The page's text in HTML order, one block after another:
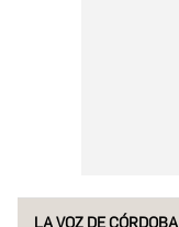
LA VOZ DE CÓRDOBA